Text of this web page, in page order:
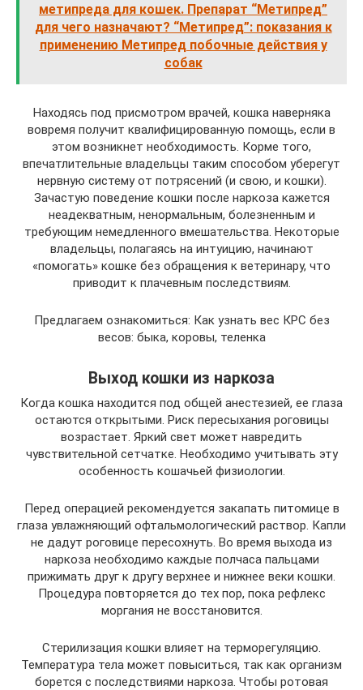
метипреда для кошек. Препарат “Метипред”
для чего назначают? “Метипред”: показания к
применению Метипред побочные действия у
собак
Находясь под присмотром врачей, кошка наверняка
вовремя получит квалифицированную помощь, если в
этом возникнет необходимость. Корме того,
впечатлительные владельцы таким способом уберегут
нервную систему от потрясений (и свою, и кошки).
Зачастую поведение кошки после наркоза кажется
неадекватным, ненормальным, болезненным и
требующим немедленного вмешательства. Некоторые
владельцы, полагаясь на интуицию, начинают
«помогать» кошке без обращения к ветеринару, что
приводит к плачевным последствиям.
Предлагаем ознакомиться: Как узнать вес КРС без
весов: быка, коровы, теленка
Выход кошки из наркоза
Когда кошка находится под общей анестезией, ее глаза
остаются открытыми. Риск пересыхания роговицы
возрастает. Яркий свет может навредить
чувствительной сетчатке. Необходимо учитывать эту
особенность кошачьей физиологии.
Перед операцией рекомендуется закапать питомице в
глаза увлажняющий офтальмологический раствор. Капли
не дадут роговице пересохнуть. Во время выхода из
наркоза необходимо каждые полчаса пальцами
прижимать друг к другу верхнее и нижнее веки кошки.
Процедура повторяется до тех пор, пока рефлекс
моргания не восстановится.
Стерилизация кошки влияет на терморегуляцию.
Температура тела может повыситься, так как организм
борется с последствиями наркоза. Чтобы ротовая